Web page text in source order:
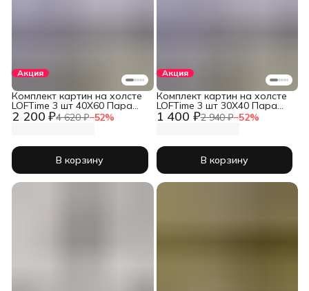
Акция
2 200 ₽4 620 ₽−52%
Комплект картин на холсте
LOFTime 3 шт 40Х60 Пара
металл КC-1213-4060
В корзину
Акция
1 400 ₽2 940 ₽−52%
Комплект картин на холсте
LOFTime 3 шт 30Х40 Пара
металл К-1212-3040
В корзину